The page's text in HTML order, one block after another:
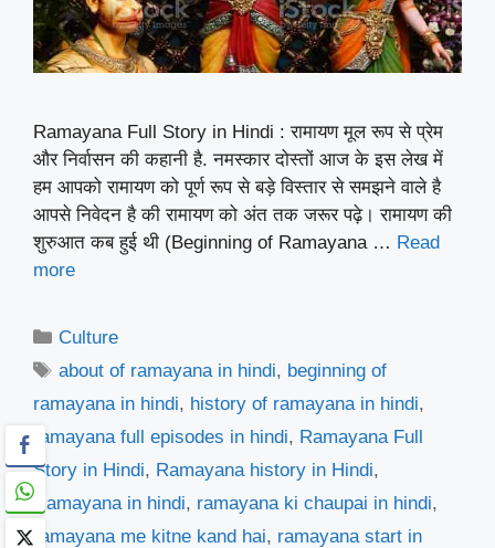
Ramayana Full Story in Hindi : रामायण मूल रूप से प्रेम
और निर्वासन की कहानी है. नमस्कार दोस्तों आज के इस लेख में
हम आपको रामायण को पूर्ण रूप से बड़े विस्तार से समझने वाले है
आपसे निवेदन है की रामायण को अंत तक जरूर पढ़े। रामायण की
शुरुआत कब हुई थी (Beginning of Ramayana … Read
more
Categories
Culture
Tags
about of ramayana in hindi, beginning of
ramayana in hindi, history of ramayana in hindi,
ramayana full episodes in hindi, Ramayana Full
Story in Hindi, Ramayana history in Hindi,
Ramayana in hindi, ramayana ki chaupai in hindi,
ramayana me kitne kand hai, ramayana start in